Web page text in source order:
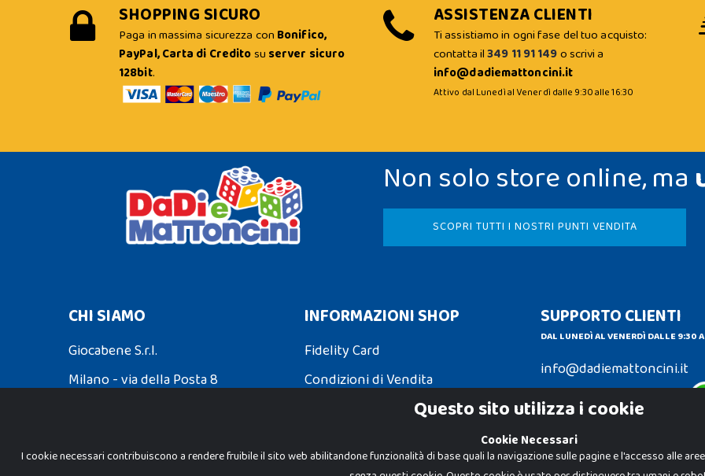
SHOPPING SICURO
Paga in massima sicurezza con Bonifico,
PayPal, Carta di Creditosu server sicuro
128bit.
ASSISTENZA CLIENTI
Ti assistiamo in ogni fase del tuo acquisto:
contatta il349 11 91 149o scrivi a
info@dadiemattoncini.it
Attivo dal Lunedì al Venerdì dalle 9:30 alle 16:30
Non solo store online, ma
SCOPRI TUTTI I NOSTRI PUNTI VENDITA
CHI SIAMO
Giocabene S.r.l.
Milano - via della Posta 8
INFORMAZIONI SHOP
Fidelity Card
Condizioni di Vendita
SUPPORTO CLIENTI
DAL LUNEDÌ AL VENERDÌ DALLE 9:30
info@dadiemattoncini.it
Contattaci su Whatsapp
Questo sito utilizza i cookie
Cookie Necessari
I cookie necessari contribuiscono a rendere fruibile il sito web abilitandone funzionalità di base quali la navigazione sulle pagine e l'accesso alle